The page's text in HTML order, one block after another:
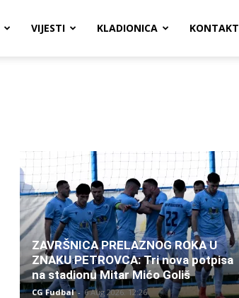
VIJESTI KLADIONICA KONTAKT
ZAVRŠNICA PRELAZNOG ROKA U
ZNAKU PETROVCA: Tri nova potpisa
na stadionu Mitar Mićo Goliš
CG Fudbal - 6 Aug 2026. 12:26